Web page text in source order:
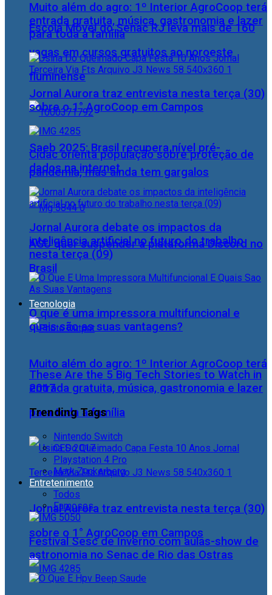
Escola Móvel do Senac RJ leva mais de 160
vagas em cursos gratuitos ao noroeste
fluminense
Saeb 2025: Brasil recupera nível pré-
pandemia, mas ainda tem gargalos
AGU quer suspender a plataforma Discord no
Brasil
Tecnologia
Muito além do agro: 1º Interior AgroCoop terá
entrada gratuita, música, gastronomia e lazer
para toda a família
Jornal Aurora traz entrevista nesta terça (30)
sobre o 1° AgroCoop em Campos
Muito além do agro: 1º Interior AgroCoop terá
entrada gratuita, música, gastronomia e lazer
para toda a família
Jornal Aurora traz entrevista nesta terça (30)
sobre o 1° AgroCoop em Campos
Cidac orienta população sobre proteção de
dados na internet
Jornal Aurora debate os impactos da
inteligência artificial no futuro do trabalho
nesta terça (09)
O que é uma impressora multifuncional e
quais são as suas vantagens?
These Are the 5 Big Tech Stories to Watch in
2017
Trending Tags
Nintendo Switch
CES 2017
Playstation 4 Pro
Mark Zuckerberg
Entretenimento
Todos
Famosos
Festival Sesc de Inverno com aulas-show de
astronomia no Senac de Rio das Ostras